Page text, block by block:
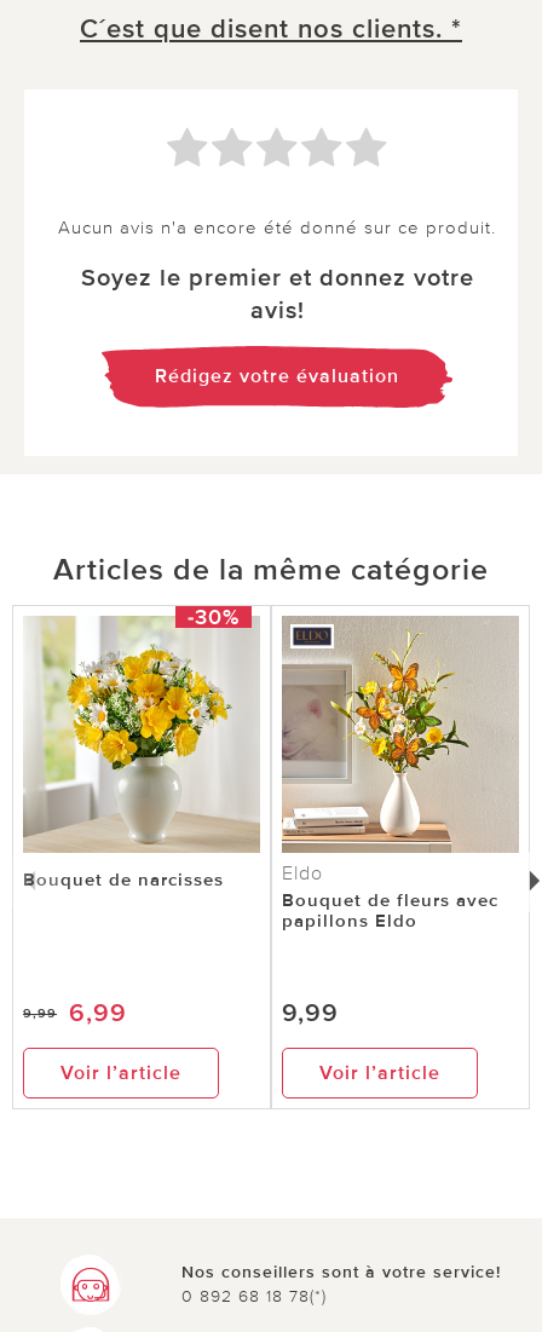
C´est que disent nos clients. *
Aucun avis n'a encore été donné sur ce produit.
Soyez le premier et donnez votre
avis!
Rédigez votre évaluation
Articles de la même catégorie
-30%
Bouquet de narcisses
9,99 6,99
Voir l’article
Eldo
Bouquet de fleurs avec
papillons Eldo
9,99
Voir l’article
Nos conseillers sont à votre service!
0 892 68 18 78(*)